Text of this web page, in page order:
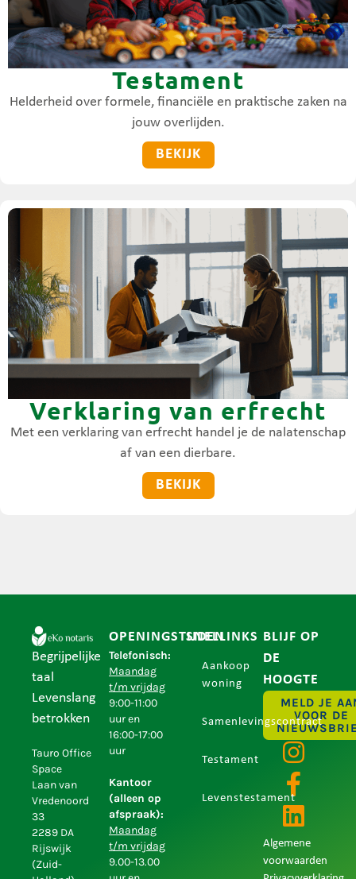
Testament
Helderheid over formele, financiële en praktische zaken na
jouw overlijden.
BEKIJK
Verklaring van erfrecht
Met een verklaring van erfrecht handel je de nalatenschap
af van een dierbare.
BEKIJK
Begrijpelijke
taal
Levenslang
betrokken
Tauro Office
Space
Laan van
Vredenoord
33
2289 DA
Rijswijk
(Zuid-
OPENINGSTIJDEN
Telefonisch:
Maandag
t/m vrijdag
9:00-11:00
uur en
16:00-17:00
uur
Kantoor
(alleen op
afspraak):
Maandag
t/m vrijdag
9.00-13.00
SNELLINKS
Aankoop
woning
Samenlevingscontract
Testament
Levenstestament
BLIJF OP
DE
HOOGTE
MELD JE
VOOR DE
Algemene
voorwaarden